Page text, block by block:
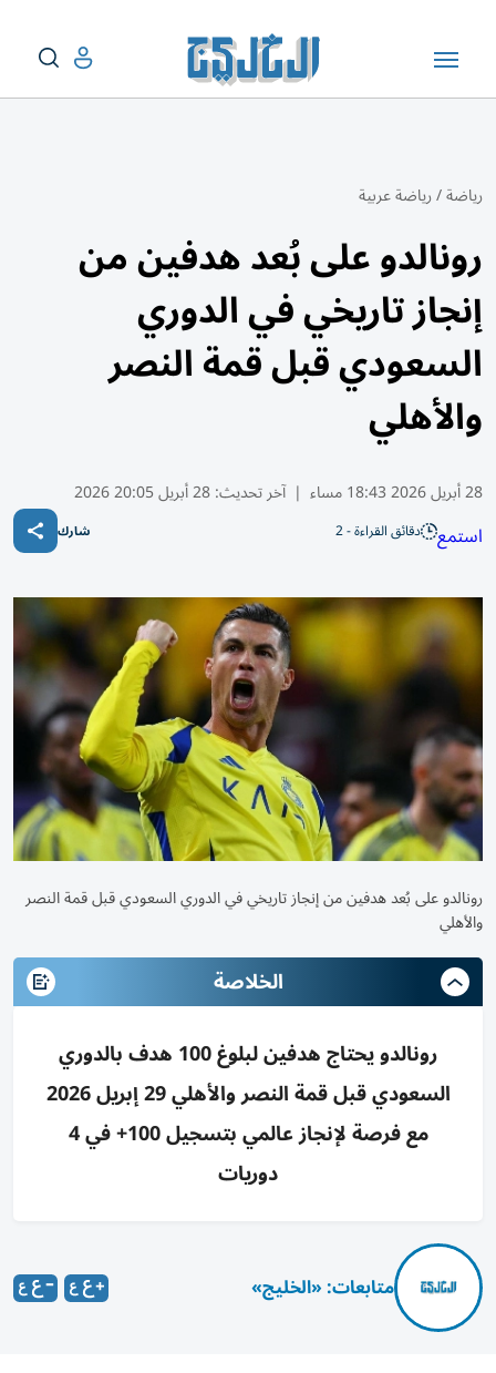
رياضة/رياضة عربية
رونالدو على بُعد هدفين من
إنجاز تاريخي في الدوري
السعودي قبل قمة النصر
والأهلي
28 أبريل 2026 18:43 مساء | آخر تحديث:28 أبريل 20:05 2026
استمع دقائق القراءة - 2 شارك
رونالدو على بُعد هدفين من إنجاز تاريخي في الدوري السعودي قبل قمة النصر
والأهلي
الخلاصة
رونالدو يحتاج هدفين لبلوغ 100 هدف بالدوري
السعودي قبل قمة النصر والأهلي 29 إبريل 2026
مع فرصة لإنجاز عالمي بتسجيل 100+ في 4
دوريات
متابعات: «الخليج»